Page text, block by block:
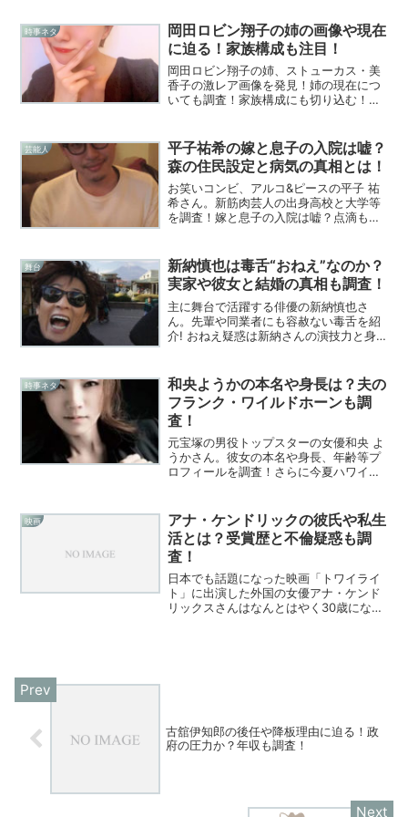
時事ネタ
岡田ロビン翔子の姉の画像や現在
に迫る！家族構成も注目！
岡田ロビン翔子の姉、ストューカス・美
香子の激レア画像を発見！姉の現在につ
いても調査！家族構成にも切り込む！優
芸能人
平子祐希の嫁と息子の入院は嘘？
森の住民設定と病気の真相とは！
お笑いコンビ、アルコ&ピースの平子 祐
希さん。新筋肉芸人の出身高校と大学等
を調査！嫁と息子の入院は嘘？点滴もデ
舞台
新納慎也は毒舌“おねえ”なのか？
実家や彼女と結婚の真相も調査！
主に舞台で活躍する俳優の新納慎也さ
ん。先輩や同業者にも容赦ない毒舌を紹
介! おねえ疑惑は新納さんの演技力と身持
がいる可能性が? 実家の庭も大公開!
時事ネタ
和央ようかの本名や身長は？夫の
フランク・ワイルドホーンも調
査！
元宝塚の男役トップスターの女優和央 よ
うかさん。彼女の本名や身長、年齢等プ
ロフィールを調査！さらに今夏ハワイで
映画
アナ・ケンドリックの彼氏や私生
活とは？受賞歴と不倫疑惑も調
査！
日本でも話題になった映画「トワイライ
ト」に出演した外国の女優アナ・ケンド
リックスさんはなんとはやく30歳になり
古舘伊知郎の後任や降板理由に迫る！政
府の圧力か？年収も調査！